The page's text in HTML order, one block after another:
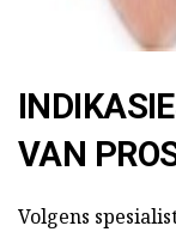
VAN
Volgens